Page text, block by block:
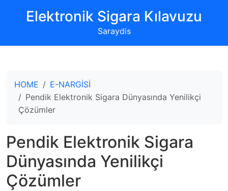
‌Elektronik Sigara Kılavuzu‌
Saraydis
HOME
E-NARGİSİ
Pendik Elektronik Sigara Dünyasında Yenilikçi
Çözümler
Pendik Elektronik Sigara
Dünyasında Yenilikçi
Çözümler